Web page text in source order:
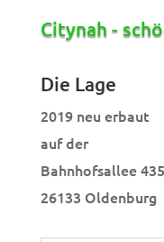
Citynah -
Die Lage
2019 neu erbaut
auf der
Bahnhofsallee
26133 Oldenburg